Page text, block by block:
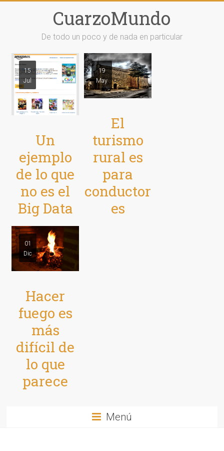
CuarzoMundo
De todo un poco y de nada en particular
15
Jul
Un
ejemplo
de lo que
no es el
Big Data
19
May
El
turismo
rural es
para
conductor
es
01
Dic
Hacer
fuego es
más
difícil de
lo que
parece
Menú